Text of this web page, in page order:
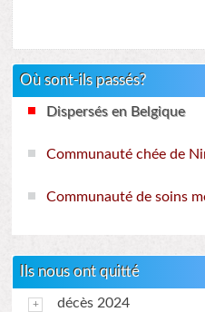
Où sont-ils passés?
Dispersés en Belgique
Communauté chée de
Communauté de soins
Ils nous ont quitté
décès 2024